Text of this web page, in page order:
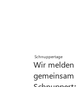
Schnuppertage
Wir melden